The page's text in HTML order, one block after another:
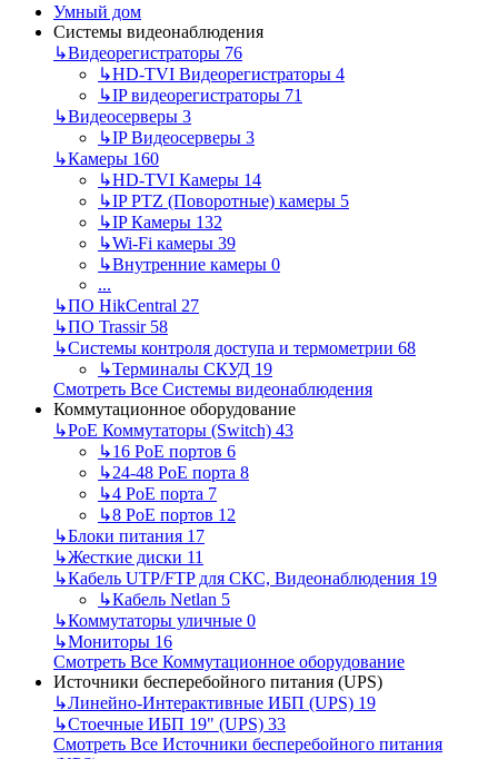
Умный дом
Системы видеонаблюдения
↳Видеорегистраторы 76
↳HD-TVI Видеорегистраторы 4
↳IP видеорегистраторы 71
↳Видеосерверы 3
↳IP Видеосерверы 3
↳Камеры 160
↳HD-TVI Камеры 14
↳IP PTZ (Поворотные) камеры 5
↳IP Камеры 132
↳Wi-Fi камеры 39
↳Внутренние камеры 0
...
↳ПО HikCentral 27
↳ПО Trassir 58
↳Системы контроля доступа и термометрии 68
↳Терминалы СКУД 19
Смотреть Все Системы видеонаблюдения
Коммутационное оборудование
↳PoE Коммутаторы (Switch) 43
↳16 PoE портов 6
↳24-48 PoE порта 8
↳4 PoE порта 7
↳8 PoE портов 12
↳Блоки питания 17
↳Жесткие диски 11
↳Кабель UTP/FTP для СКС, Видеонаблюдения 19
↳Кабель Netlan 5
↳Коммутаторы уличные 0
↳Мониторы 16
Смотреть Все Коммутационное оборудование
Источники бесперебойного питания (UPS)
↳Линейно-Интерактивные ИБП (UPS) 19
↳Стоечные ИБП 19" (UPS) 33
Смотреть Все Источники бесперебойного питания